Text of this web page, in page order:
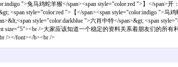
">兔马鸡蛇羊猴</span><span style="color:red ">】</span>
<span style="color:red ">【</span><span style="color:indigo ">
style="color:darkblue ">六肖中特</span>&gt; <span
size="5"><br />大家应该知道一个稳定的资料关系着朋友们的
/></font></b><br />